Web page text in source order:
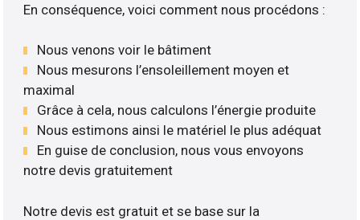
En conséquence, voici comment nous procédons :
Nous venons voir le bâtiment
Nous mesurons l’ensoleillement moyen et
maximal
Grâce à cela, nous calculons l’énergie produite
Nous estimons ainsi le matériel le plus adéquat
En guise de conclusion, nous vous envoyons
notre devis gratuitement
Notre devis est gratuit et se base sur la